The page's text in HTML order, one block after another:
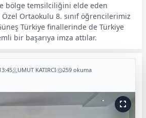
bölge temsilciliğini elde eden
Özel Ortaokulu 8. sınıf öğrencilerimiz
Türkiye finallerinde de Türkiye
bir başarıya imza attılar.
UMUT KATIRCI 259 okuma